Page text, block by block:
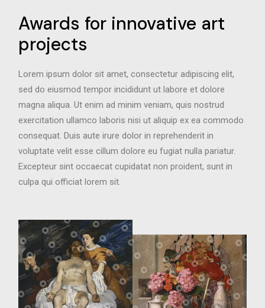
Awards for innovative art
projects
Lorem ipsum dolor sit amet, consectetur adipiscing elit,
sed do eiusmod tempor incididunt ut labore et dolore
magna aliqua. Ut enim ad minim veniam, quis nostrud
exercitation ullamco laboris nisi ut aliquip ex ea commodo
consequat. Duis aute irure dolor in reprehenderit in
voluptate velit esse cillum dolore eu fugiat nulla pariatur.
Excepteur sint occaecat cupidatat non proident, sunt in
culpa qui officiat lorem sit.